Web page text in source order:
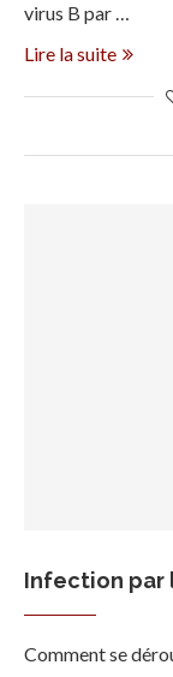
virus B par …
Lire la suite
Infection par
Comment se